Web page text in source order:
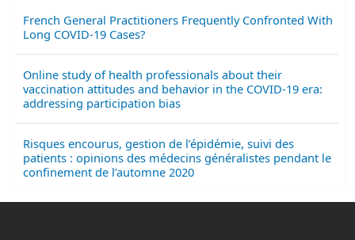
French General Practitioners Frequently Confronted With
Long COVID-19 Cases?
Online study of health professionals about their
vaccination attitudes and behavior in the COVID-19 era:
addressing participation bias
Risques encourus, gestion de l’épidémie, suivi des
patients : opinions des médecins généralistes pendant le
confinement de l’automne 2020